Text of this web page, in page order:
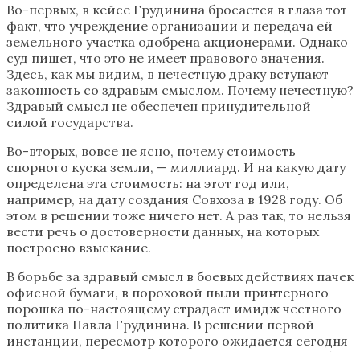
Во-первых, в кейсе Грудинина бросается в глаза тот
факт, что учреждение организации и передача ей
земельного участка одобрена акционерами. Однако
суд пишет, что это не имеет правового значения.
Здесь, как мы видим, в нечестную драку вступают
законность со здравым смыслом. Почему нечестную?
Здравый смысл не обеспечен принудительной
силой государства.
Во-вторых, вовсе не ясно, почему стоимость
спорного куска земли, — миллиард. И на какую дату
определена эта стоимость: на этот год или,
например, на дату создания Совхоза в 1928 году. Об
этом в решении тоже ничего нет. А раз так, то нельзя
вести речь о достоверности данных, на которых
построено взыскание.
В борьбе за здравый смысл в боевых действиях пачек
офисной бумаги, в пороховой пыли принтерного
порошка по-настоящему страдает имидж честного
политика Павла Грудинина. В решении первой
инстанции, пересмотр которого ожидается сегодня